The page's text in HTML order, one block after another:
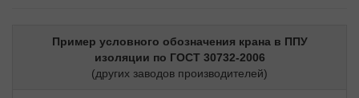
Пример условного обозначения крана в ППУ
изоляции по ГОСТ 30732-2006
(других заводов производителей)